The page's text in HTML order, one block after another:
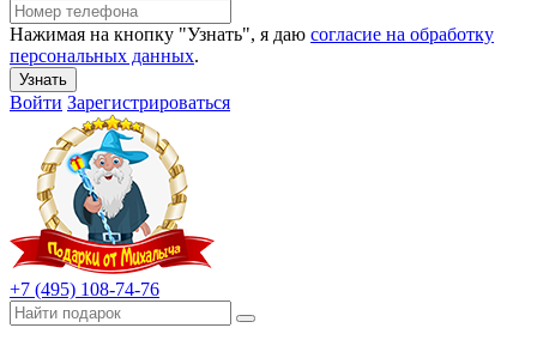
Нажимая на кнопку "Узнать", я даю согласие на обработку
персональных данных.
Узнать
Войти Зарегистрироваться
+7 (495) 108-74-76